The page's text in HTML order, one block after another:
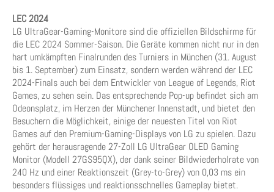
LEC 2024
LG UltraGear-Gaming-Monitore sind die offiziellen Bildschirme für
die LEC 2024 Sommer-Saison. Die Geräte kommen nicht nur in den
hart umkämpften Finalrunden des Turniers in München (31. August
bis 1. September) zum Einsatz, sondern werden während der LEC
2024-Finals auch bei dem Entwickler von League of Legends, Riot
Games, zu sehen sein. Das entsprechende Pop-up befindet sich am
Odeonsplatz, im Herzen der Münchener Innenstadt, und bietet den
Besuchern die Möglichkeit, einige der neuesten Titel von Riot
Games auf den Premium-Gaming-Displays von LG zu spielen. Dazu
gehört der herausragende 27-Zoll LG UltraGear OLED Gaming
Monitor (Modell 27GS95QX), der dank seiner Bildwiederholrate von
240 Hz und einer Reaktionszeit (Grey-to-Grey) von 0,03 ms ein
besonders flüssiges und reaktionsschnelles Gameplay bietet.